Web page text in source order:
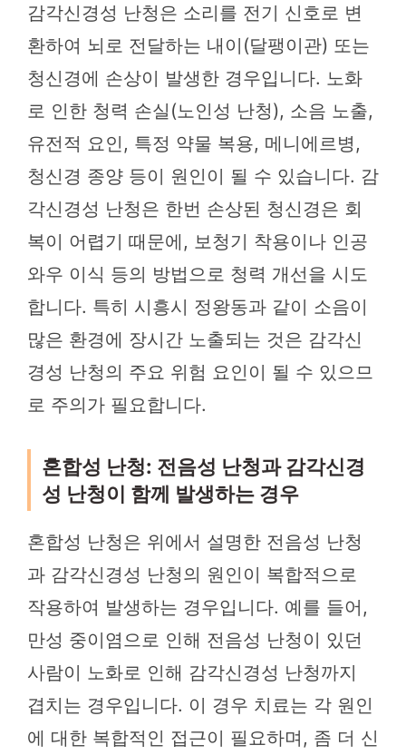
감각신경성 난청은 소리를 전기 신호로 변
환하여 뇌로 전달하는 내이(달팽이관) 또는
청신경에 손상이 발생한 경우입니다. 노화
로 인한 청력 손실(노인성 난청), 소음 노출,
유전적 요인, 특정 약물 복용, 메니에르병,
청신경 종양 등이 원인이 될 수 있습니다. 감
각신경성 난청은 한번 손상된 청신경은 회
복이 어렵기 때문에, 보청기 착용이나 인공
와우 이식 등의 방법으로 청력 개선을 시도
합니다. 특히 시흥시 정왕동과 같이 소음이
많은 환경에 장시간 노출되는 것은 감각신
경성 난청의 주요 위험 요인이 될 수 있으므
로 주의가 필요합니다.
혼합성 난청: 전음성 난청과 감각신경
성 난청이 함께 발생하는 경우
혼합성 난청은 위에서 설명한 전음성 난청
과 감각신경성 난청의 원인이 복합적으로
작용하여 발생하는 경우입니다. 예를 들어,
만성 중이염으로 인해 전음성 난청이 있던
사람이 노화로 인해 감각신경성 난청까지
겹치는 경우입니다. 이 경우 치료는 각 원인
에 대한 복합적인 접근이 필요하며, 좀 더 신